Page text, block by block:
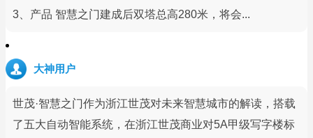
3、产品 智慧之门建成后双塔总高280米，将会...
大神用户
世茂·智慧之门作为浙江世茂对未来智慧城市的解读，搭载
了五大自动智能系统，在浙江世茂商业对5A甲级写字楼标